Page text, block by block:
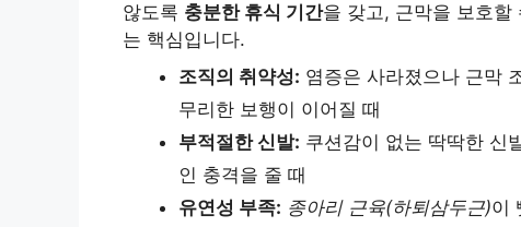
않도록 충분한 휴식 기간을 갖고, 근막을 보호할
는 핵심입니다.
조직의 취약성: 염증은 사라졌으나 근막
무리한 보행이 이어질 때
부적절한 신발: 쿠션감이 없는 딱딱한 신
인 충격을 줄 때
유연성 부족: 종아리 근육(하퇴삼두근)이